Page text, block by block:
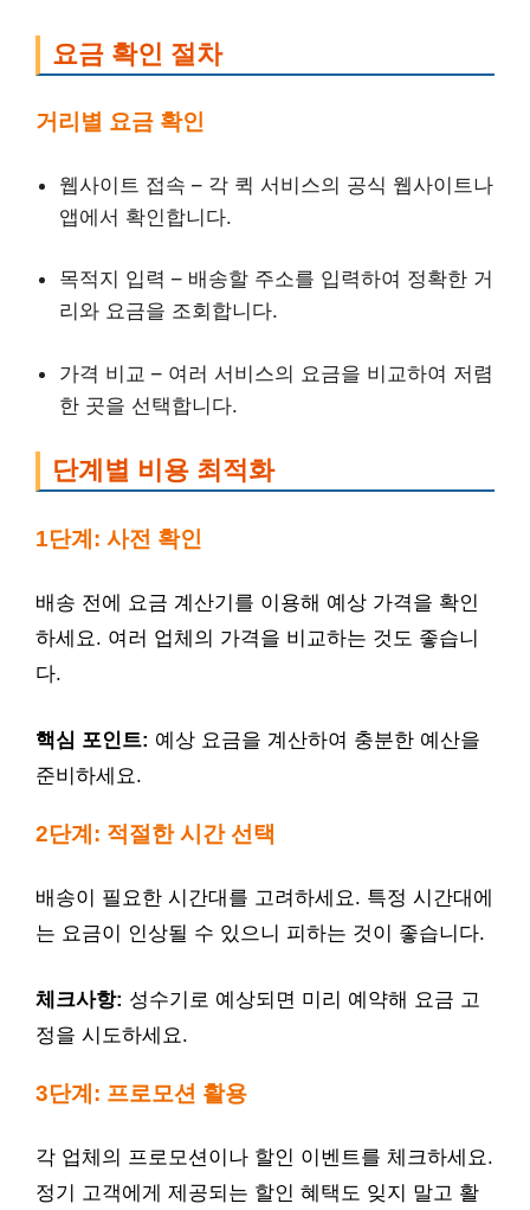
요금 확인 절차
거리별 요금 확인
웹사이트 접속 – 각 퀵 서비스의 공식 웹사이트나
앱에서 확인합니다.
목적지 입력 – 배송할 주소를 입력하여 정확한 거
리와 요금을 조회합니다.
가격 비교 – 여러 서비스의 요금을 비교하여 저렴
한 곳을 선택합니다.
단계별 비용 최적화
1단계: 사전 확인
배송 전에 요금 계산기를 이용해 예상 가격을 확인
하세요. 여러 업체의 가격을 비교하는 것도 좋습니
다.
핵심 포인트: 예상 요금을 계산하여 충분한 예산을
준비하세요.
2단계: 적절한 시간 선택
배송이 필요한 시간대를 고려하세요. 특정 시간대에
는 요금이 인상될 수 있으니 피하는 것이 좋습니다.
체크사항: 성수기로 예상되면 미리 예약해 요금 고
정을 시도하세요.
3단계: 프로모션 활용
각 업체의 프로모션이나 할인 이벤트를 체크하세요.
정기 고객에게 제공되는 할인 혜택도 잊지 말고 활